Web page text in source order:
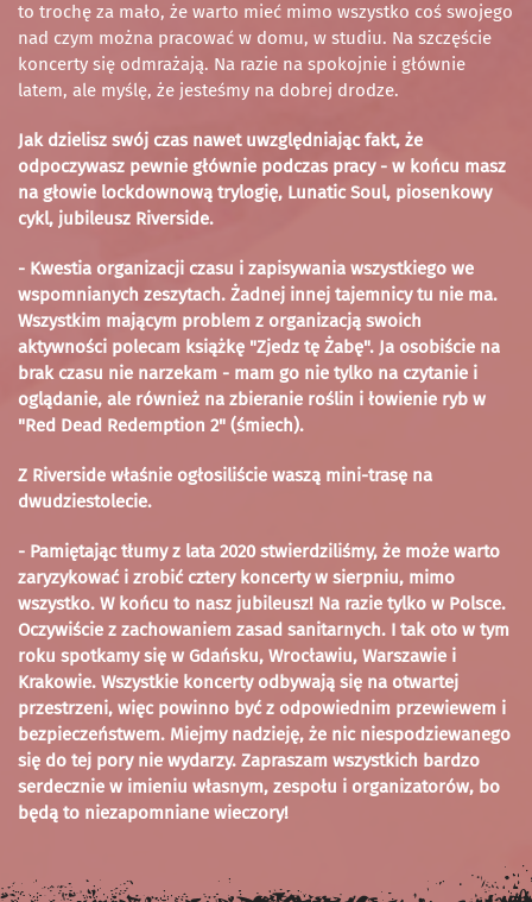
to trochę za mało, że warto mieć mimo wszystko coś swojego
nad czym można pracować w domu, w studiu. Na szczęście
koncerty się odmrażają. Na razie na spokojnie i głównie
latem, ale myślę, że jesteśmy na dobrej drodze.
Jak dzielisz swój czas nawet uwzględniając fakt, że
odpoczywasz pewnie głównie podczas pracy - w końcu masz
na głowie lockdownową trylogię, Lunatic Soul, piosenkowy
cykl, jubileusz Riverside.
- Kwestia organizacji czasu i zapisywania wszystkiego we
wspomnianych zeszytach. Żadnej innej tajemnicy tu nie ma.
Wszystkim mającym problem z organizacją swoich
aktywności polecam książkę "Zjedz tę Żabę". Ja osobiście na
brak czasu nie narzekam - mam go nie tylko na czytanie i
oglądanie, ale również na zbieranie roślin i łowienie ryb w
"Red Dead Redemption 2" (śmiech).
Z Riverside właśnie ogłosiliście waszą mini-trasę na
dwudziestolecie.
- Pamiętając tłumy z lata 2020 stwierdziliśmy, że może warto
zaryzykować i zrobić cztery koncerty w sierpniu, mimo
wszystko. W końcu to nasz jubileusz! Na razie tylko w Polsce.
Oczywiście z zachowaniem zasad sanitarnych. I tak oto w tym
roku spotkamy się w Gdańsku, Wrocławiu, Warszawie i
Krakowie. Wszystkie koncerty odbywają się na otwartej
przestrzeni, więc powinno być z odpowiednim przewiewem i
bezpieczeństwem. Miejmy nadzieję, że nic niespodziewanego
się do tej pory nie wydarzy. Zapraszam wszystkich bardzo
serdecznie w imieniu własnym, zespołu i organizatorów, bo
będą to niezapomniane wieczory!